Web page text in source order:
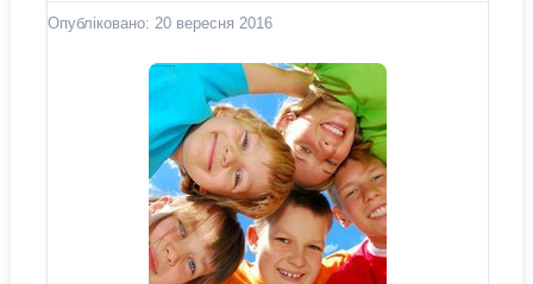
Проекти
Опубліковано: 20 вересня 2016